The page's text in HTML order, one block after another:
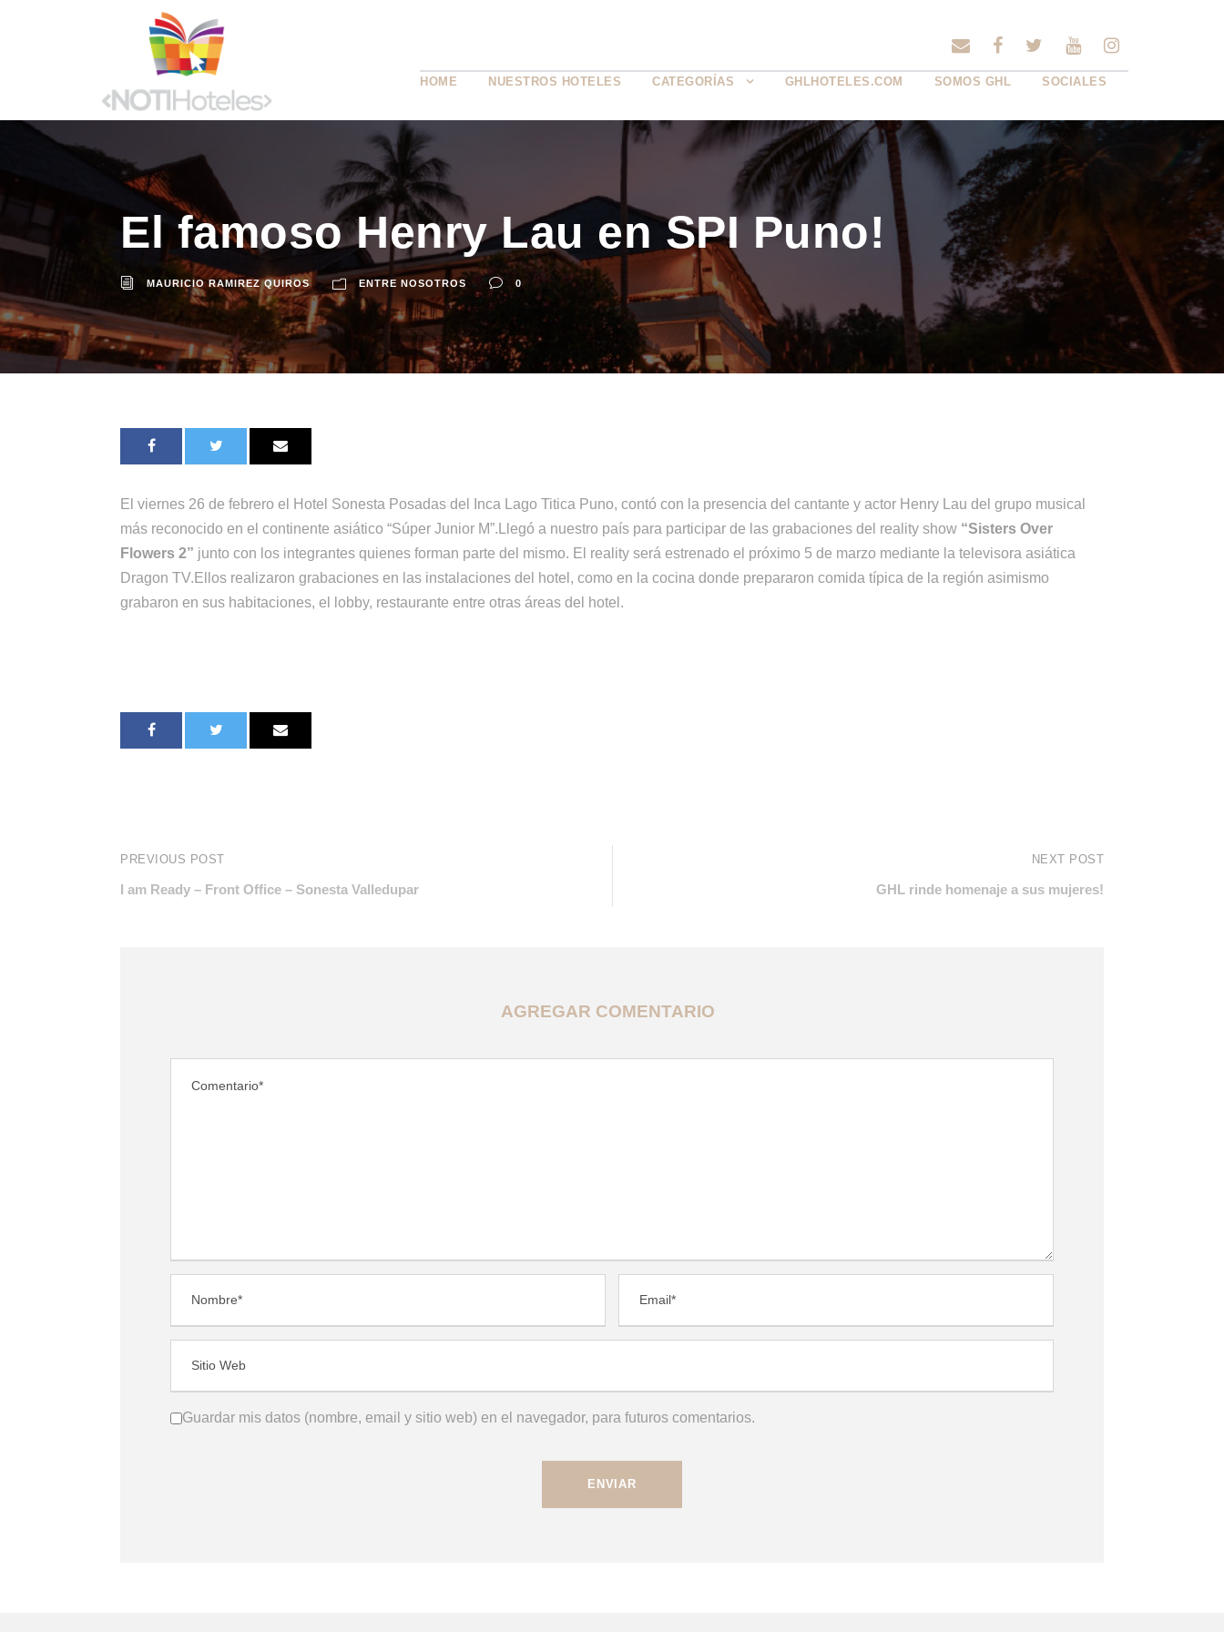
HOME NUESTROS HOTELES CATEGORÍAS GHLHOTELES.COM SOMOS GHL SOCIALES
El famoso Henry Lau en SPI Puno!
MAURICIO RAMIREZ QUIROS ENTRE NOSOTROS 0
El viernes 26 de febrero el Hotel Sonesta Posadas del Inca Lago Titica Puno, contó con la presencia del cantante y actor Henry Lau del grupo musical
más reconocido en el continente asiático “Súper Junior M”.Llegó a nuestro país para participar de las grabaciones del reality show “Sisters Over
Flowers 2” junto con los integrantes quienes forman parte del mismo. El reality será estrenado el próximo 5 de marzo mediante la televisora asiática
Dragon TV.Ellos realizaron grabaciones en las instalaciones del hotel, como en la cocina donde prepararon comida típica de la región asimismo
grabaron en sus habitaciones, el lobby, restaurante entre otras áreas del hotel.
PREVIOUS POST
I am Ready – Front Office – Sonesta Valledupar
NEXT POST
GHL rinde homenaje a sus mujeres!
AGREGAR COMENTARIO
Guardar mis datos (nombre, email y sitio web) en el navegador, para futuros comentarios.